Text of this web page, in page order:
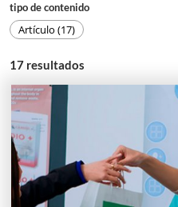
tipo de contenido
Artículo (17)
17 resultados